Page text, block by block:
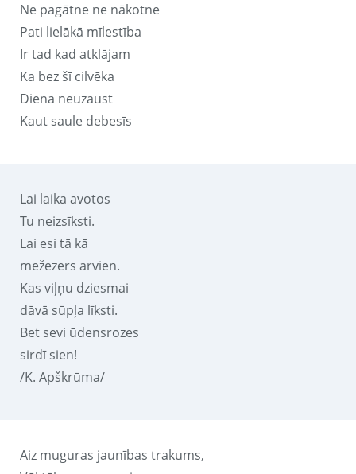
Ne pagātne ne nākotne
Pati lielākā mīlestība
Ir tad kad atklājam
Ka bez šī cilvēka
Diena neuzaust
Kaut saule debesīs
Lai laika avotos
Tu neizsīksti.
Lai esi tā kā
mežezers arvien.
Kas viļņu dziesmai
dāvā sūpļa līksti.
Bet sevi ūdensrozes
sirdī sien!
/K. Apškrūma/
Aiz muguras jaunības trakums,